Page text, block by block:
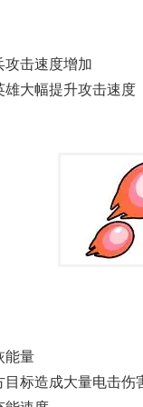
击速度增加
雄大幅提升攻击速度
能量
目标造成大量电击伤